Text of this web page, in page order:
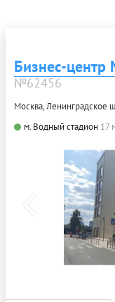
Бизнес-центр
№62456
Москва, Ленинградское
м. Водный стадион 17